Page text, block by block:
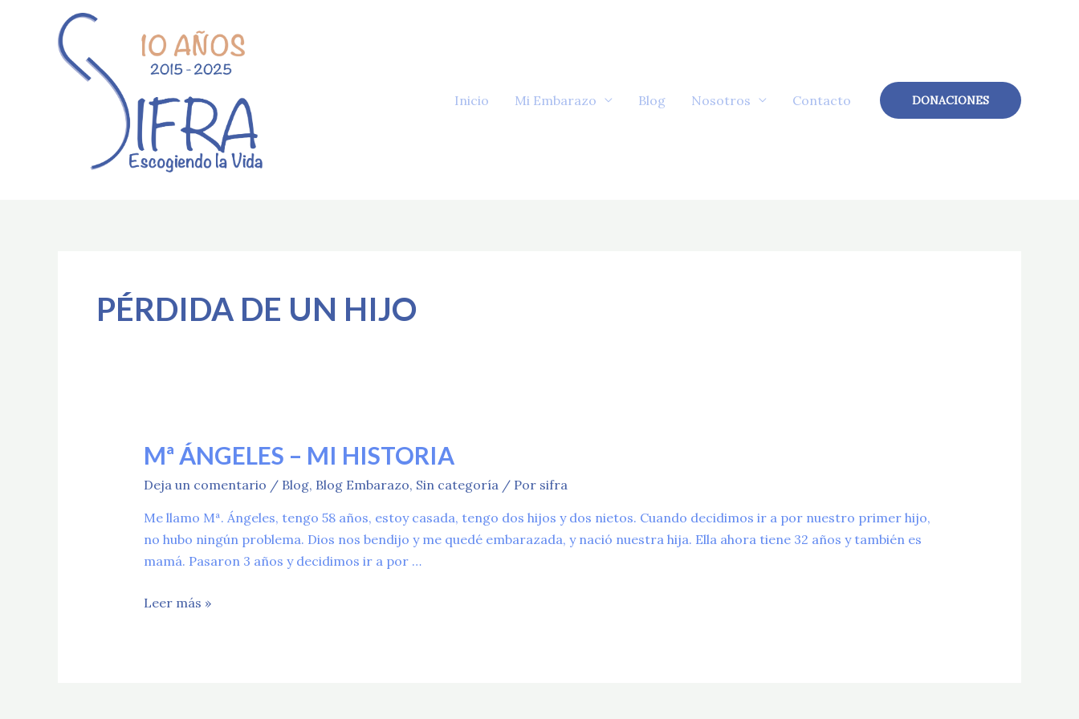
contenido
Inicio Mi Embarazo Blog Nosotros Contacto DONACIONES
PÉRDIDA DE UN HIJO
Mª ÁNGELES – MI HISTORIA
Deja un comentario / Blog, Blog Embarazo, Sin categoría / Por sifra
Me llamo Mª. Ángeles, tengo 58 años, estoy casada, tengo dos hijos y dos nietos. Cuando decidimos ir a por nuestro primer hijo,
no hubo ningún problema. Dios nos bendijo y me quedé embarazada, y nació nuestra hija. Ella ahora tiene 32 años y también es
mamá. Pasaron 3 años y decidimos ir a por …
Mª
Ángeles
–
mi
historia
Leer más »